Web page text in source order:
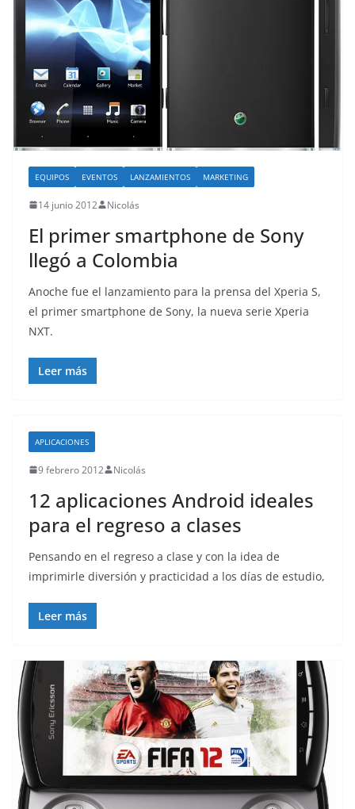
EQUIPOS EVENTOS LANZAMIENTOS MARKETING
14 junio 2012 Nicolás
El primer smartphone de Sony
llegó a Colombia
Anoche fue el lanzamiento para la prensa del Xperia S,
el primer smartphone de Sony, la nueva serie Xperia
NXT.
Leer más
APLICACIONES
9 febrero 2012 Nicolás
12 aplicaciones Android ideales
para el regreso a clases
Pensando en el regreso a clase y con la idea de
imprimirle diversión y practicidad a los días de estudio,
Leer más